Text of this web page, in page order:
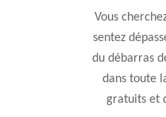
Vous
sentez
du débarras
dans toute
gratuits et